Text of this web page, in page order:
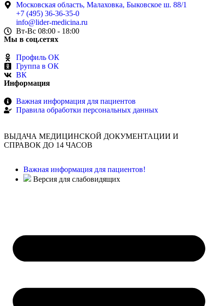
Московская область, Малаховка, Быковское ш. 88/1
+7 (495) 36-36-35-0
info@lider-medicina.ru
Вт-Вс 08:00 - 18:00
Мы в соц.сетях
Профиль ОК
Группа в ОК
ВК
Информация
Важная информация для пациентов
Правила обработки персональных данных
ВЫДАЧА МЕДИЦИНСКОЙ ДОКУМЕНТАЦИИ И
СПРАВОК ДО 14 ЧАСОВ
Важная информация для пациентов!
Версия для слабовидящих